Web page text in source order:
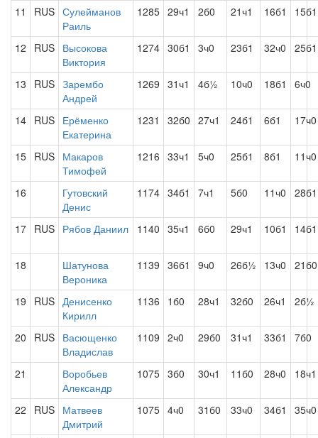
11 RUS Сулейманов
Раиль
1285 29ч1 2б0 21ч1 16б1 15б1
12 RUS Высокова
Виктория
1274 30б1 3ч0 23б1 32ч0 25б1
13 RUS Зарембо
Андрей
1269 31ч1 4б½ 10ч0 18б1 6ч0
14 RUS Ерёменко
Екатерина
1231 32б0 27ч1 24б1 6б1 17ч0
15 RUS Макаров
Тимофей
1216 33ч1 5ч0 25б1 8б1 11ч0
16
Гутовский
Денис
1174 34б1 7ч1 5б0 11ч0 28б1
17 RUS Рябов Даниил 1140 35ч1 6б0 29ч1 10б1 14б1
18
Шатунова
Вероника
1139 36б1 9ч0 26б½ 13ч0 21б0
19 RUS Денисенко
Кирилл
1136 1б0 28ч1 32б0 26ч1 2б½
20 RUS Васющенко
Владислав
1109 2ч0 29б0 31ч1 33б1 7б0
21
Воробьев
Александр
1075 3б0 30ч1 11б0 28ч0 18ч1
22 RUS Матвеев
Дмитрий
1075 4ч0 31б0 33ч0 34б1 35ч0